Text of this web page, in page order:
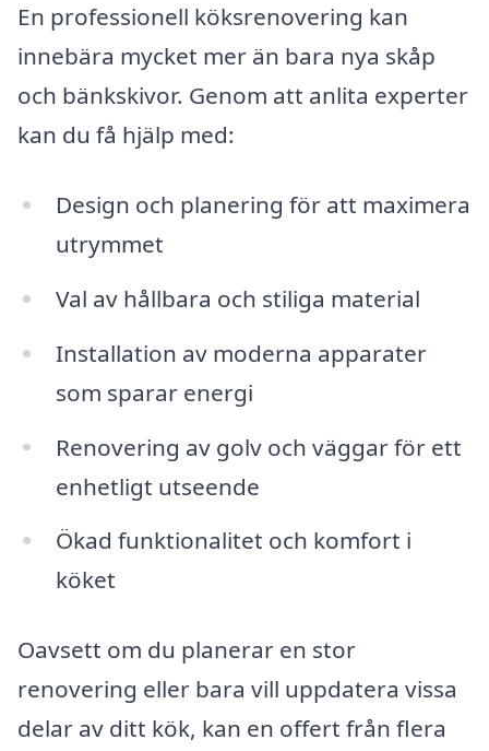
En professionell köksrenovering kan
innebära mycket mer än bara nya skåp
och bänkskivor. Genom att anlita experter
kan du få hjälp med:
Design och planering för att maximera
utrymmet
Val av hållbara och stiliga material
Installation av moderna apparater
som sparar energi
Renovering av golv och väggar för ett
enhetligt utseende
Ökad funktionalitet och komfort i
köket
Oavsett om du planerar en stor
renovering eller bara vill uppdatera vissa
delar av ditt kök, kan en offert från flera